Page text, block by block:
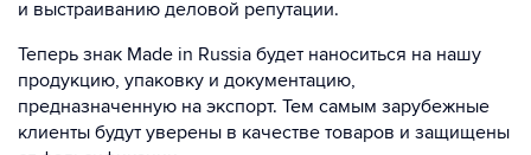
и выстраиванию деловой репутации.
Теперь знак Made in Russia будет наноситься на нашу
продукцию, упаковку и документацию,
предназначенную на экспорт. Тем самым зарубежные
клиенты будут уверены в качестве товаров и защищены